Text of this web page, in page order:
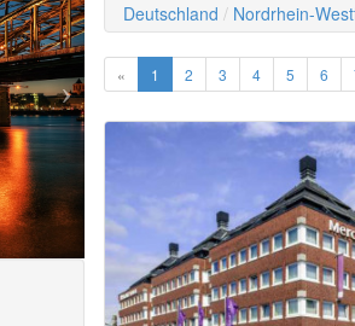
Deutschland Nordrhein-
« 1 2 3 4 5 6